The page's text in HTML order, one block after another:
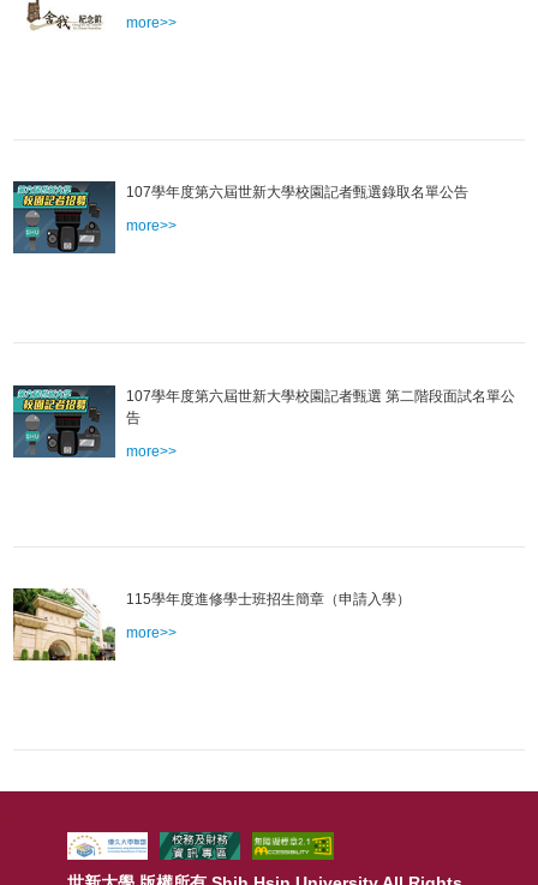
more>>
107學年度第六屆世新大學校園記者甄選錄取名單公告
more>>
107學年度第六屆世新大學校園記者甄選 第二階段面試名單公
告
more>>
115學年度進修學士班招生簡章（申請入學）
more>>
:::